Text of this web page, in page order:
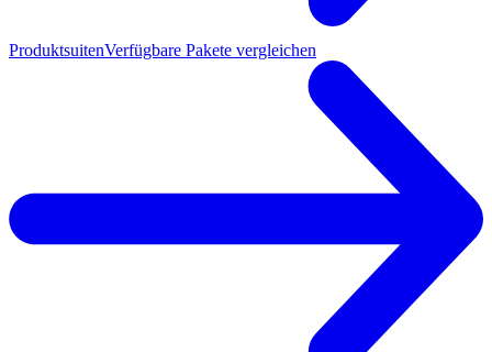
ProduktsuitenVerfügbare Pakete vergleichen